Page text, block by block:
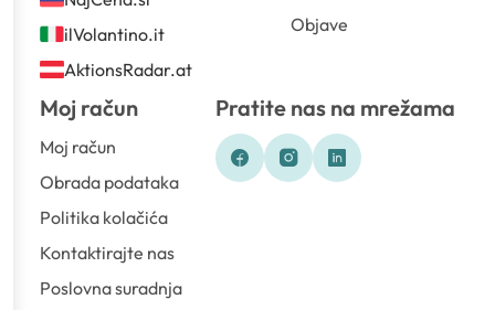
ilVolantino.it
AktionsRadar.at
Objave
Moj račun
Moj račun
Obrada podataka
Politika kolačića
Kontaktirajte nas
Poslovna suradnja
Pratite nas na mrežama